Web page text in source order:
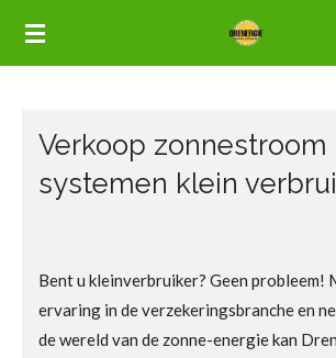
Ga
hoofdinhoud
Verkoop zonnestroom
systemen klein
Bent u kleinverbruiker? Geen
ervaring in de verzekeringsbranche en
de wereld van de zonne-energie kan